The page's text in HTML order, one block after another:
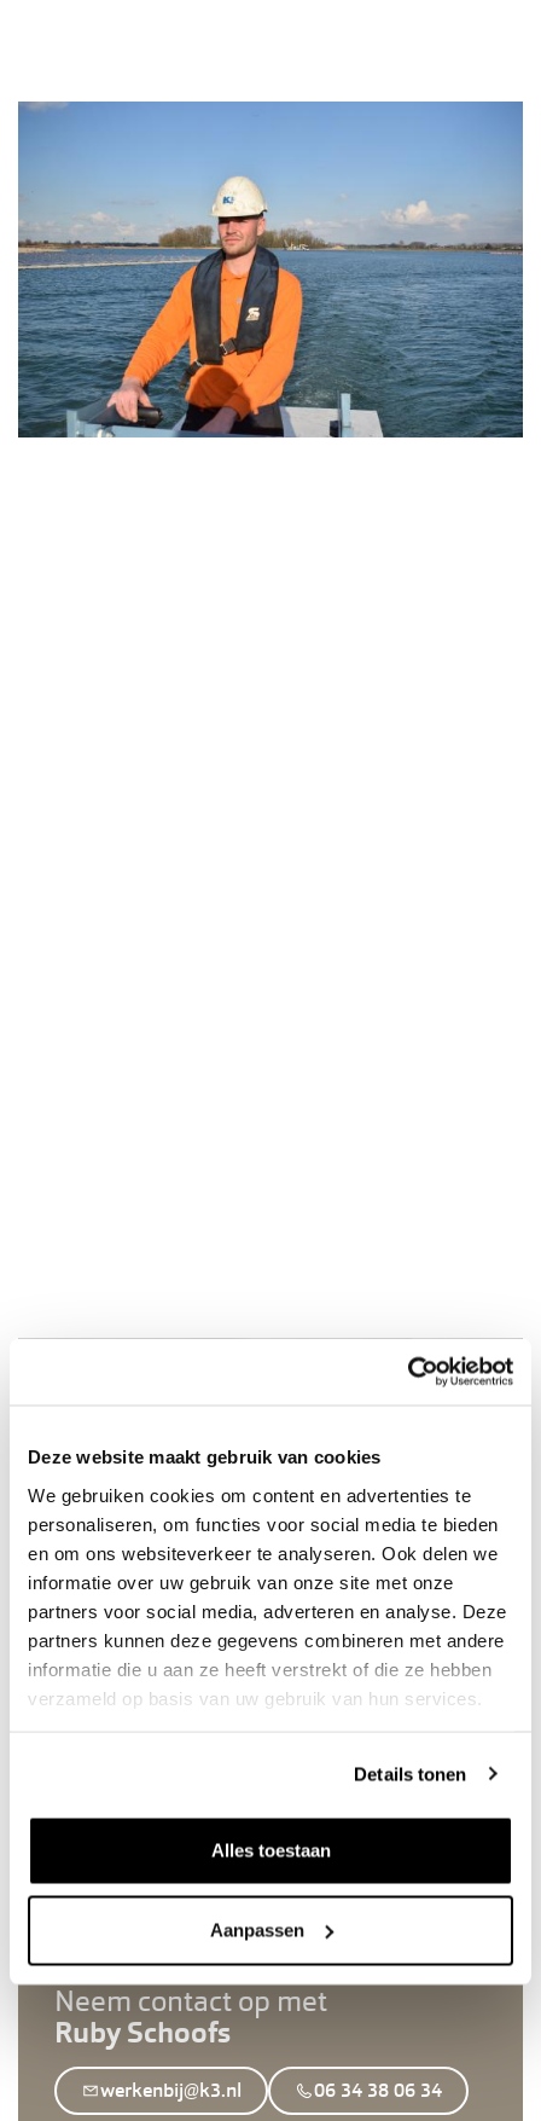
Deze website maakt gebruik van cookies
We gebruiken cookies om content en advertenties te
personaliseren, om functies voor social media te bieden
en om ons websiteverkeer te analyseren. Ook delen we
informatie over uw gebruik van onze site met onze
partners voor social media, adverteren en analyse. Deze
partners kunnen deze gegevens combineren met andere
informatie die u aan ze heeft verstrekt of die ze hebben
verzameld op basis van uw gebruik van hun services.
Details tonen
Alles toestaan
Aanpassen
Neem contact op met
Ruby Schoofs
werkenbij@k3.nl 06 34 38 06 34